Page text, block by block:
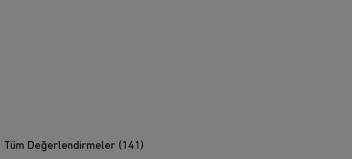
Tüm Değerlendirmeler ( 141 )